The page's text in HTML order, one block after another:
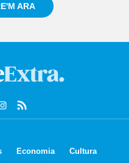
ARA
Economia
Cultura